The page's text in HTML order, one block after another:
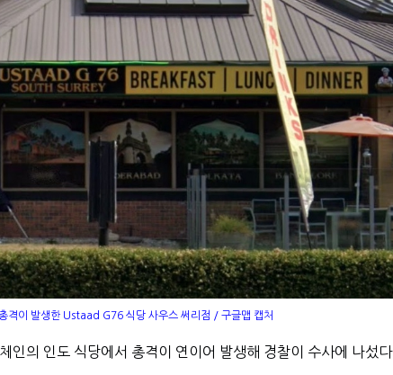
격이 발생한 Ustaad G76 식당 사우스 써리점 / 구글맵 캡처
인의 인도 식당에서 총격이 연이어 발생해 경찰이 수사에 나섰다